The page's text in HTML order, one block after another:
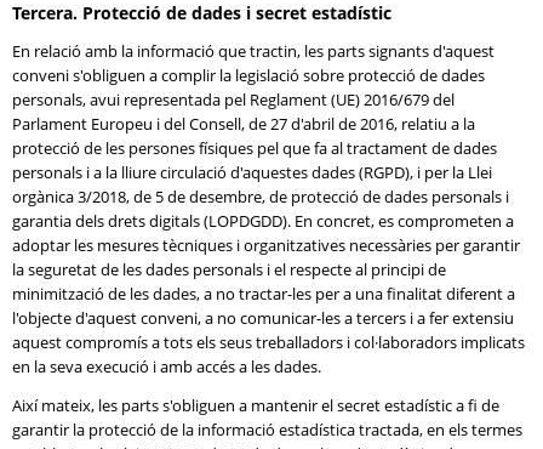
Tercera. Protecció de dades i secret estadístic
En relació amb la informació que tractin, les parts signants d'aquest
conveni s'obliguen a complir la legislació sobre protecció de dades
personals, avui representada pel Reglament (UE) 2016/679 del
Parlament Europeu i del Consell, de 27 d'abril de 2016, relatiu a la
protecció de les persones físiques pel que fa al tractament de dades
personals i a la lliure circulació d'aquestes dades (RGPD), i per la Llei
orgànica 3/2018, de 5 de desembre, de protecció de dades personals i
garantia dels drets digitals (LOPDGDD). En concret, es comprometen a
adoptar les mesures tècniques i organitzatives necessàries per garantir
la seguretat de les dades personals i el respecte al principi de
minimització de les dades, a no tractar-les per a una finalitat diferent a
l'objecte d'aquest conveni, a no comunicar-les a tercers i a fer extensiu
aquest compromís a tots els seus treballadors i col·laboradors implicats
en la seva execució i amb accés a les dades.
Així mateix, les parts s'obliguen a mantenir el secret estadístic a fi de
garantir la protecció de la informació estadística tractada, en els termes